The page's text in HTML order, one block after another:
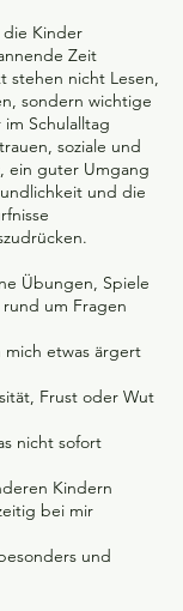
2
7
die Kinder
Zeit
stehen nicht Lesen,
sondern wichtige
Schulalltag
soziale und
ein guter Umgang
und die
Übungen, Spiele
um Fragen
mich etwas ärgert
Frust oder Wut
nicht sofort
Kindern
bei mir
und